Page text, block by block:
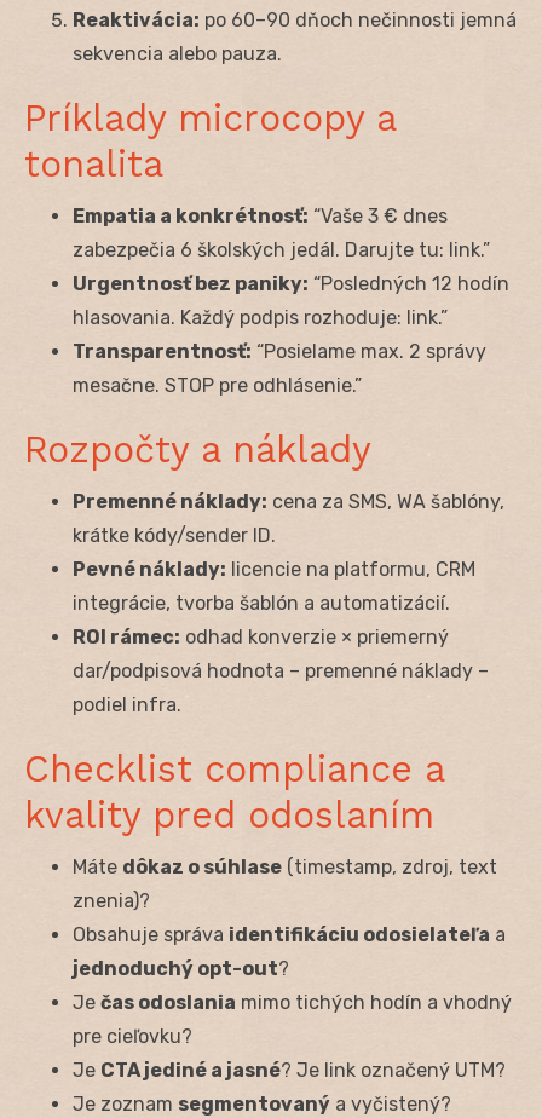
Reaktivácia: po 60–90 dňoch nečinnosti jemná
sekvencia alebo pauza.
Príklady microcopy a
tonalita
Empatia a konkrétnosť: “Vaše 3 € dnes
zabezpečia 6 školských jedál. Darujte tu: link.”
Urgentnosť bez paniky: “Posledných 12 hodín
hlasovania. Každý podpis rozhoduje: link.”
Transparentnosť: “Posielame max. 2 správy
mesačne. STOP pre odhlásenie.”
Rozpočty a náklady
Premenné náklady: cena za SMS, WA šablóny,
krátke kódy/sender ID.
Pevné náklady: licencie na platformu, CRM
integrácie, tvorba šablón a automatizácií.
ROI rámec: odhad konverzie × priemerný
dar/podpisová hodnota – premenné náklady –
podiel infra.
Checklist compliance a
kvality pred odoslaním
Máte dôkaz o súhlase (timestamp, zdroj, text
znenia)?
Obsahuje správa identifikáciu odosielateľa a
jednoduchý opt-out?
Je čas odoslania mimo tichých hodín a vhodný
pre cieľovku?
Je CTA jediné a jasné? Je link označený UTM?
Je zoznam segmentovaný a vyčistený?